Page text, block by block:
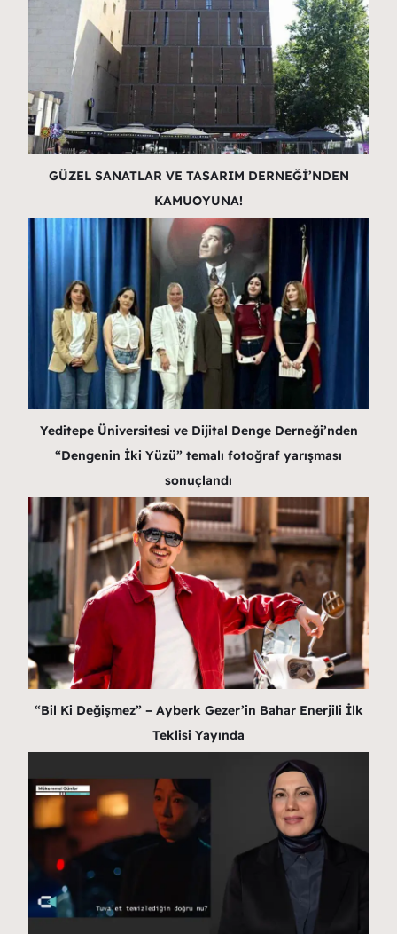
GÜZEL SANATLAR VE TASARIM DERNEĞİ’NDEN
KAMUOYUNA!
Yeditepe Üniversitesi ve Dijital Denge Derneği’nden
“Dengenin İki Yüzü” temalı fotoğraf yarışması
sonuçlandı
“Bil Ki Değişmez” – Ayberk Gezer’in Bahar Enerjili İlk
Teklisi Yayında